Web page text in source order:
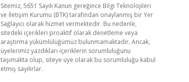
Sitemiz, 5651 Sayılı Kanun gereğince Bilgi Teknolojileri
ve İletişim Kurumu (BTK) tarafından onaylanmış bir Yer
Sağlayıcı olarak hizmet vermektedir. Bu nedenle,
sitedeki içerikleri proaktif olarak denetleme veya
araştırma yükümlülüğümüz bulunmamaktadır. Ancak,
üyelerimiz yazdıkları içeriklerin sorumluluğunu
taşımakta olup, siteye üye olarak bu sorumluluğu kabul
etmiş sayılırlar.